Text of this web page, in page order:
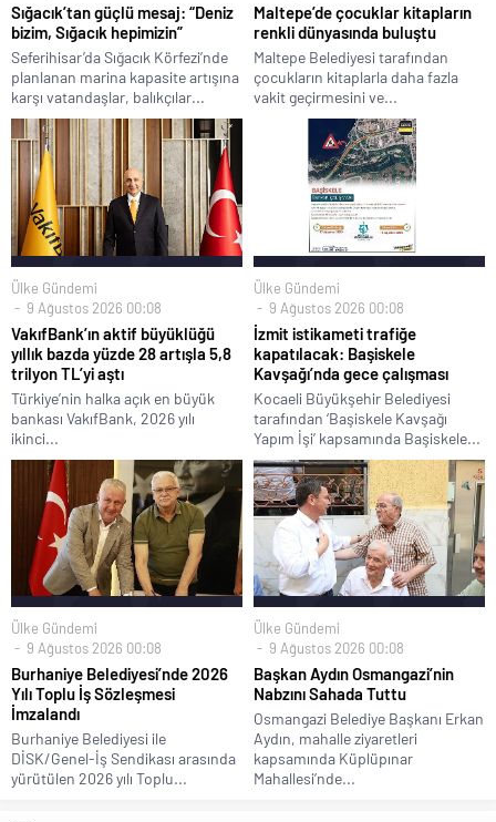
Sığacık’tan güçlü mesaj: “Deniz
bizim, Sığacık hepimizin”
Seferihisar’da Sığacık Körfezi’nde
planlanan marina kapasite artışına
karşı vatandaşlar, balıkçılar...
Maltepe’de çocuklar kitapların
renkli dünyasında buluştu
Maltepe Belediyesi tarafından
çocukların kitaplarla daha fazla
vakit geçirmesini ve...
Ülke Gündemi
9 Ağustos 2026 00:08
VakıfBank’ın aktif büyüklüğü
yıllık bazda yüzde 28 artışla 5,8
trilyon TL’yi aştı
Türkiye’nin halka açık en büyük
bankası VakıfBank, 2026 yılı
ikinci...
Ülke Gündemi
9 Ağustos 2026 00:08
İzmit istikameti trafiğe
kapatılacak: Başiskele
Kavşağı’nda gece çalışması
Kocaeli Büyükşehir Belediyesi
tarafından ‘Başiskele Kavşağı
Yapım İşi’ kapsamında Başiskele...
Ülke Gündemi
9 Ağustos 2026 00:08
Burhaniye Belediyesi’nde 2026
Yılı Toplu İş Sözleşmesi
İmzalandı
Burhaniye Belediyesi ile
DİSK/Genel-İş Sendikası arasında
yürütülen 2026 yılı Toplu...
Ülke Gündemi
9 Ağustos 2026 00:08
Başkan Aydın Osmangazi’nin
Nabzını Sahada Tuttu
Osmangazi Belediye Başkanı Erkan
Aydın, mahalle ziyaretleri
kapsamında Küplüpınar
Mahallesi’nde...